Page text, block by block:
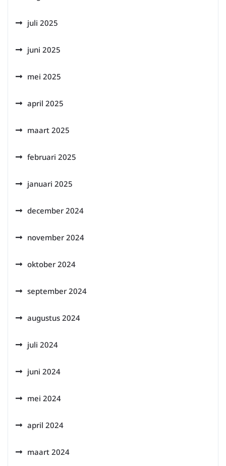
juli 2025
juni 2025
mei 2025
april 2025
maart 2025
februari 2025
januari 2025
december 2024
november 2024
oktober 2024
september 2024
augustus 2024
juli 2024
juni 2024
mei 2024
april 2024
maart 2024